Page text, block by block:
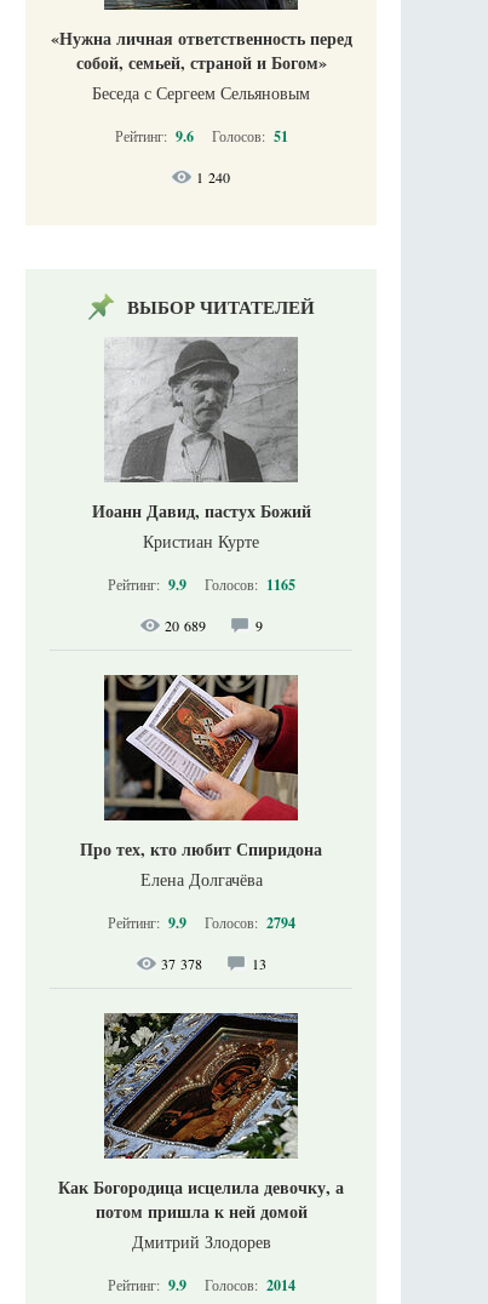
«Нужна личная ответственность перед
собой, семьей, страной и Богом»
Беседа с Сергеем Сельяновым
Рейтинг: 9.6 Голосов: 51
1 240
ВЫБОР ЧИТАТЕЛЕЙ
Иоанн Давид, пастух Божий
Кристиан Курте
Рейтинг: 9.9 Голосов: 1165
20 689 9
Про тех, кто любит Спиридона
Елена Долгачёва
Рейтинг: 9.9 Голосов: 2794
37 378 13
Как Богородица исцелила девочку, а
потом пришла к ней домой
Дмитрий Злодорев
Рейтинг: 9.9 Голосов: 2014